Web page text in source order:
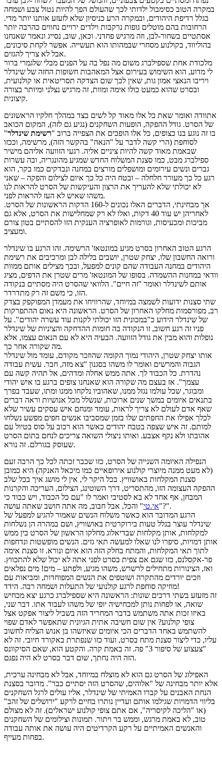
במקרה הטוב כסימבול ילדותי לכך שהעולם הפך להיות נטול צבע ושמחה
בגלל רדיפת היהודים, ובמקרה הרע כניסיון שלא לזעזע אותנו יותר מדי.
הרחובות בהם מוטלים גופות נרקבות וילדים ירויים נחווים כהרבה יותר
אסתטיים בשחור-לבן, וזה מרגיש פחדני. וכאן, שוב, נסייג ונאמר שאנחנו
בהוליווד, בקולנוע מסחרי שבמהותו הוא תעשייה. אפשר לקחת סיכונים,
אבל לא צריך להגזים.
מלכודת אחת שספילברג משום מה נפל בה על הפנים מבלי שלגמרי ברור
לי מדוע, הוא השימוש בעירום אצל המאהבות חשופות החזה של שינדלר
ויריבו הנאצי אמון גות, שאין לכך שום הצדקה תסריטאית או קולנועית,
ובסרט שהוא כמעט כולו אימה ומוות, זה מרגיש נצלני ומיותר בצורה
קיצונית.
אתוודה ואומר שאת כל אלו מאוד קל לשים בצד במהלך חלקיו הראשונים
של הסרט. גודל ההפקה, הופעות השחקנים (נגיע גם לזה), המקום הכואב
בו זה נוגע בנו כצופים, כל אלו הופכים את הצפייה ברוב "רשימת שינדלר"
לסוחפת (הרי קשה לדבר על "הנאה" בהקשר הזה), מרשימה, וככזו
שבאמת מאוד קשה להיות ציניים אליה. רגעי הזוועה אליהם מישיר
ספילברג מבט, כמו סצנת המשלוח החדש שמגיע מהונגריה, ובה עשרות
גברים ונשים עירומים ומושפלים מורצים במחנה ונבדקים כמו בקר, הוא
רגע כל כך מעורר חלחלה – ובטח היה כל כך איום לצילום והפקה – שאני
לא יכולתי שלא להעריך את הרצון והעיקשות של הסרט להראות לנו
משהו שאיש לא העז להראות לפני.
אך מבחינתי, הדברים האלו נכונים ל-160 הדקות הראשונות של הסרט.
לאחריהן יש עוד 40 דקות, ואלו לא רק שמחלישות את הסרט, אלא גם
מביכות ומכעיסות, וגורמות לאופרציה הענקית הזו להסתיים בטון צורם
ומעציב.
הרגע הטוב האחרון בסרט מגיע במונטאז' הרשימה. זהו הרגע בו שינדלר
ורואה החשבון שלו, יצחק שטרן, יושבים בלילה לבן ומרכיבים את רשימת
היהודים במחנה העבודה שהם קונים למפעל, ובכך מצילים אותם ממוות
וודאי במחנות ההשמדה. בסופו של המונטאז' מרים שטרן את הדפים, מציג
אותם לשינדלר ואומר "זה חיים". הלוואי שהסרט היה מסתיים בנקודה
הזו, כי משם זה רק מתדרדר.
שתי סצנות ידועות לשמצה במיוחד, שהרוויחו את מעמדן המפוקפק בצדק
רב, מפורסמות מחלקו האחרון של הסרט. הראשונה היא נאום ההתפרקות
של שינדלר הידוע כ"במכונית הזו יכולתי לקנות עוד עשרה יהודים". על
פניו זה רגע חשוב, זו הנקודה בה חומות ההדחקה והציניות של שינדלר
נופלות והוא מבין את גודל הזוועה. הבעיה היא לא עם הנאום עצמו, אלא
מה שקורה אחר כך.
אותו יצחק שטרן, היהודי נמוך הקומה שהוזכר מקודם, עומד מול שינדלר
הגבוה והמרשים ואומר לו משהו בסגנון "צא מזה, חבר. עשית עבודה
נהדרת. כל הכבוד לך. אתה ממש אחלה ומדהים, אל תהיה קשה עם
עצמך". אז בעצם מה שקורה הוא שאנחנו צופים ברגע בו איש יהודי
ומבוגר, שכל עולמו נגזל ממנו, שאהוביו נלקחו ממנו ומתו, שעבד בפרך
בתנאים איומים במשך שנים ארוכות, שנשלל מכל אנושיות וראה דברים
שאף אדם לעולם לא צריך לראות, עומד ומנחם איש עסקים עשיר שלא
לכלך אפילו את החפתים שלו בזמן שמסביבו אנשים חפים מפשע נשלחו
למותם. זה איש שצפה בטבח יהודים כאשר הוא רכוב על סוס בטיול עם
אהובתו ולא נקף אצבע. ואותו ניצולי השואה צריכים לנחם בתום הסרט
שעוסק בגורלם. זה נורא.
הנפילה האיומה השנייה של הסרט, כזו שכבר זכתה לכל כך הרבה זעם
(לא מעט ממנה מיוצרי קולנוע אירופאיים כמו מיכאל האנקה) היא כמובן
סצנת המקלחות באושוויץ. בכל היקר לי, אין לי מושג איך בכל שלב
ההפקה העצומה הזו, מהתסריט, דרך השוטינג, הצילום, העריכה והקרנות
המבחן, אף אחד לא בא לסטיבי ואמר לו "עם כל הכבוד, ויש כבוד כי
"אי.טי " והכל, אבל חבוב, מה אתה חושב שאתה עושה?".
הרגע המדובר הוא כאשר משלוח הנשים שאמור להגיע למפעל של
שינדלר עוצר בגלל טעות בירוקרטית באושוויץ, ושם במהרה הן נשלחות
למקלחות, אותן מקלחות שבדיאלוג מחלקו הראשון של הסרט בין ממש
אותן דמויות, סיפרו לנו שאלו למעשה תאי גזים. הנשים מופשטות ונדחפות
לתוך תאי המקלחות, והמתח בחלק הזה הוא איום ונורא. זו סצנת אימה
פר-אקסלנס, כזו שגם אם צפית בסרט לפני אתה לא יכול שלא להתכווץ.
ואז, הצינורות מתחילים לרשרש, משהו מגיע, ולפתע – מים! מים נפלאים
וזכים יורדים מהתקרה ושוטפים את הנשים המפוחדות, ומביאות עם
מוזיקה סוחפת לרגע קולנועי של התעלות ושמחה רבה. הידד!
זה מזעזע בשתי דרכים שונות: הראשונה היא שספילברג כרגע יצא מכחיש
שואה, או לפחות נותן למכחישיה יופי של משהו לעבוד אתו. דבר שני,
באיזו זכות אתה משתמש בדבר המחריד הזה בשביל ליצור אפקט אצל
צופי קולנוע? אין שום חשיבה אתית הגיונית שתאפשר לאדם שפוי
להשתמש באחד הדברים הכי איומים שאיזשהו בן אנוש הצליח לחשוב
עליו, כדי ליצור סצנת מתח בסרט, ועוד כזו שנפתרת באקורד חיובי. זה לא
"צעצוע של סיפור 3" פה. זה באמת קרה. והקטע הוא, שאם הסיקוונס
הזה היה נחתך, שום דבר בסרט לא היה נפגם.
האפילוג של הסרט גם הוא לא מוצלח במיוחד, אבל לא מבחינה ערכית,
אלא יותר מבחינה של "אלוהים, שהסרט הזה יסתיים כבר". מדובר בסצנת
הנחת האבנים על קברו האמיתי של שינדלר, אליו עולים לרגל השחקנים
בליווי הדמויות שגילמו אותם ועדיין נותרו בחיים לרקע "ירושלים של זהב"
(או "הליכה לקיסריה", אם אתם צופי קולנוע ישראלים). זה לא מצולם
טוב, לא באמת מרגש, וממש בר ויתור. תמונות וצילומים של השחקנים
והאנשים האמיתיים על רקע הקרדיטים היה עושה את אותה עבודה
בפחות מעייף.